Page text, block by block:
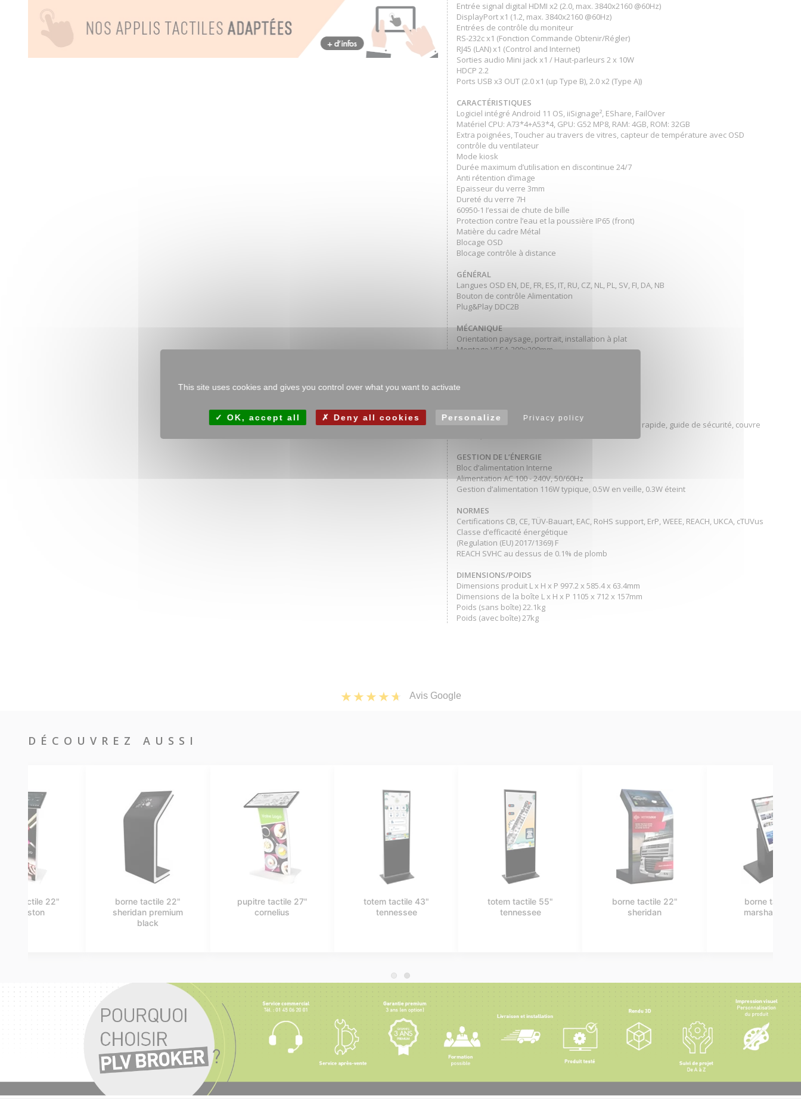
Entrée signal digital HDMI x2 (2.0, max. 3840x2160 @60Hz)
DisplayPort x1 (1.2, max. 3840x2160 @60Hz)
Entrées de contrôle du moniteur
RS-232c x1 (Fonction Commande Obtenir/Régler)
RJ45 (LAN) x1 (Control and Internet)
Sorties audio Mini jack x1 / Haut-parleurs 2 x 10W
HDCP 2.2
Ports USB x3 OUT (2.0 x1 (up Type B), 2.0 x2 (Type A))
CARACTÉRISTIQUES
Logiciel intégré Android 11 OS, iiSignage², EShare, FailOver
Matériel CPU: A73*4+A53*4, GPU: G52 MP8, RAM: 4GB, ROM: 32GB
Extra poignées, Toucher au travers de vitres, capteur de température avec OSD
contrôle du ventilateur
Mode kiosk
Durée maximum d’utilisation en discontinue 24/7
Anti rétention d’image
Epaisseur du verre 3mm
Dureté du verre 7H
60950-1 I’essai de chute de bille
Protection contre l’eau et la poussière IP65 (front)
Matière du cadre Métal
Blocage OSD
Blocage contrôle à distance
GÉNÉRAL
Langues OSD EN, DE, FR, ES, IT, RU, CZ, NL, PL, SV, FI, DA, NB
Bouton de contrôle Alimentation
Plug&Play DDC2B
MÉCANIQUE
Orientation paysage, portrait, installation à plat
Montage VESA 200x200mm
MTBF 50000 heures (sauf rétro-éclairage)
ACCESSOIRES INCLUS
Câble d’alimentation, USB, DP, guide de démarrage rapide, guide de sécurité, couvre
GESTION DE L’ÉNERGIE
Bloc d’alimentation Interne
Alimentation AC 100 - 240V, 50/60Hz
Gestion d’alimentation 116W typique, 0.5W en veille, 0.3W éteint
NORMES
Certifications CB, CE, TÜV-Bauart, EAC, RoHS support, ErP, WEEE, REACH, UKCA, cTUVus
Classe d’efficacité énergétique
(Regulation (EU) 2017/1369) F
REACH SVHC au dessus de 0.1% de plomb
DIMENSIONS/POIDS
Dimensions produit L x H x P 997.2 x 585.4 x 63.4mm
Dimensions de la boîte L x H x P 1105 x 712 x 157mm
Poids (sans boîte) 22.1kg
Poids (avec boîte) 27kg
Avis Google
DÉCOUVREZ AUSSI
borne tactile 22"
pupitre tactile 22"
totem tactile 55"
borne tactile 22"
kiosk tactile rio 22"
This site uses cookies and gives you control over what you want to activate
OK, accept all Deny all cookies Personalize Privacy policy